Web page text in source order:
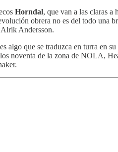
Horndal, que van a las claras a
obrera no es del todo una
Andersson.
algo que se traduzca en turra en
noventa de la zona de NOLA,